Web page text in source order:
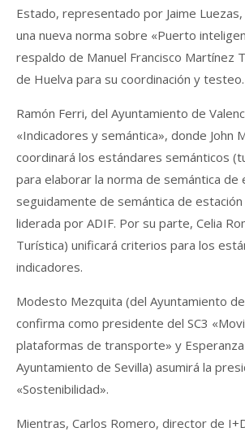
Estado, representado por Jaime
una nueva norma sobre «Puerto
respaldo de Manuel Francisco Martínez
de Huelva para su coordinación y testeo.
Ramón Ferri, del Ayuntamiento de
«Indicadores y semántica», donde John
coordinará los estándares semánticos
para elaborar la norma de semántica de
seguidamente de semántica de
liderada por ADIF. Por su parte, Celia
Turística) unificará criterios para los
indicadores.
Modesto Mezquita (del Ayuntamiento
confirma como presidente del SC3
plataformas de transporte» y
Ayuntamiento de Sevilla) asumirá la
«Sostenibilidad».
Mientras, Carlos Romero, director de